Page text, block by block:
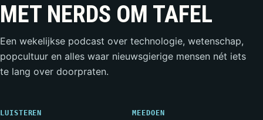
MET NERDS OM TAFEL
Een wekelijkse podcast over technologie, wetenschap,
popcultuur en alles waar nieuwsgierige mensen nét iets
te lang over doorpraten.
LUISTEREN MEEDOEN